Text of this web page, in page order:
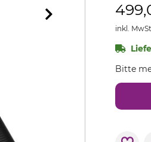
inkl.
Bitte